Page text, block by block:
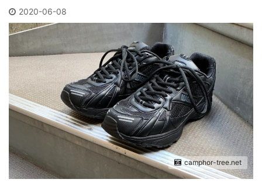
2020-06-08
camphor-tree.net